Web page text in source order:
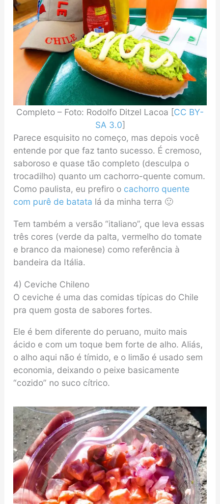
Completo – Foto: Rodolfo Ditzel Lacoa [CC BY-
SA 3.0]
Parece esquisito no começo, mas depois você
entende por que faz tanto sucesso. É cremoso,
saboroso e quase tão completo (desculpa o
trocadilho) quanto um cachorro-quente comum.
Como paulista, eu prefiro o cachorro quente
com purê de batata lá da minha terra 🙂
Tem também a versão “italiano”, que leva essas
três cores (verde da palta, vermelho do tomate
e branco da maionese) como referência à
bandeira da Itália.
4) Ceviche Chileno
O ceviche é uma das comidas típicas do Chile
pra quem gosta de sabores fortes.
Ele é bem diferente do peruano, muito mais
ácido e com um toque bem forte de alho. Aliás,
o alho aqui não é tímido, e o limão é usado sem
economia, deixando o peixe basicamente
“cozido” no suco cítrico.